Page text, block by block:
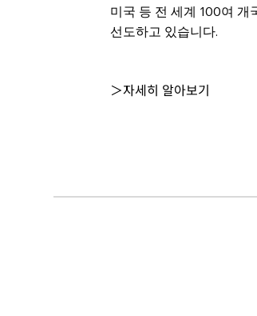
미국 등 전 세계 100여 개
선도하고 있습니다.
＞자세히 알아보기